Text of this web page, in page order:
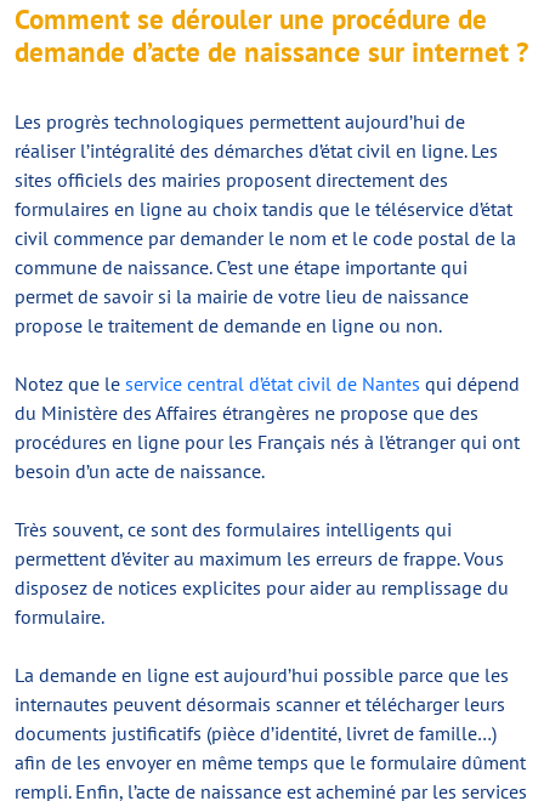
Comment se dérouler une procédure de
demande d’acte de naissance sur internet ?
Les progrès technologiques permettent aujourd’hui de
réaliser l’intégralité des démarches d’état civil en ligne. Les
sites officiels des mairies proposent directement des
formulaires en ligne au choix tandis que le téléservice d’état
civil commence par demander le nom et le code postal de la
commune de naissance. C’est une étape importante qui
permet de savoir si la mairie de votre lieu de naissance
propose le traitement de demande en ligne ou non.
Notez que le service central d’état civil de Nantes qui dépend
du Ministère des Affaires étrangères ne propose que des
procédures en ligne pour les Français nés à l’étranger qui ont
besoin d’un acte de naissance.
Très souvent, ce sont des formulaires intelligents qui
permettent d’éviter au maximum les erreurs de frappe. Vous
disposez de notices explicites pour aider au remplissage du
formulaire.
La demande en ligne est aujourd’hui possible parce que les
internautes peuvent désormais scanner et télécharger leurs
documents justificatifs (pièce d’identité, livret de famille…)
afin de les envoyer en même temps que le formulaire dûment
rempli. Enfin, l’acte de naissance est acheminé par les services